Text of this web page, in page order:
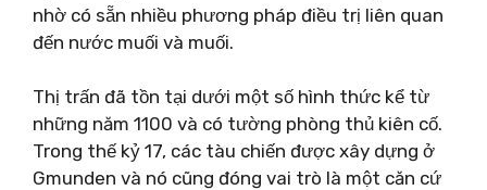
nhờ có sẵn nhiều phương pháp điều trị liên quan
đến nước muối và muối.
Thị trấn đã tồn tại dưới một số hình thức kể từ
những năm 1100 và có tường phòng thủ kiên cố.
Trong thế kỷ 17, các tàu chiến được xây dựng ở
Gmunden và nó cũng đóng vai trò là một căn cứ